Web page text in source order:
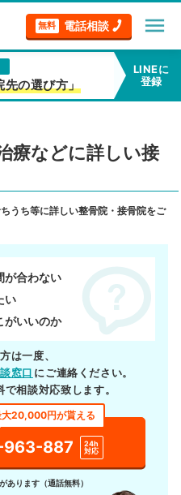
無料 電話相談 menu
の選び方」
LINEに
登録
療などに詳しい接
うち等に詳しい整骨院・接骨院をご
が合わない
い
がいいのか
は一度、
窓口 にご連絡ください。
相談対応致します。
大20,000円が貰える
887
24h
対応
ります（通話無料）